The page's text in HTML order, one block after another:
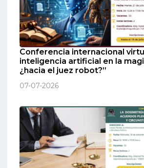
Conferencia internacional
inteligencia artificial en la
¿hacia el juez robot?”
07-07-2026